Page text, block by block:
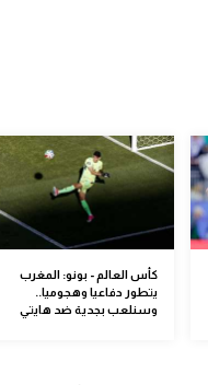
كأس العالم - بونو: المغرب
يتطور دفاعيا وهجوميا..
وسنلعب بجدية ضد هايتي